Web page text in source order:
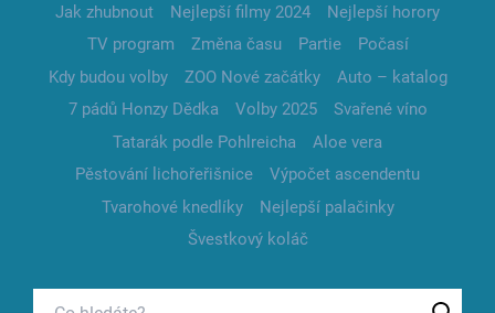
Jak zhubnout Nejlepší filmy 2024
Nejlepší horory
TV program
Změna času Partie
Počasí
Kdy budou volby
ZOO Nové začátky
Auto – katalog
7 pádů Honzy Dědka
Volby 2025
Svařené víno
Tatarák podle Pohlreicha
Aloe vera
Pěstování lichořeřišnice
Výpočet ascendentu
Tvarohové knedlíky
Nejlepší palačinky
Švestkový koláč